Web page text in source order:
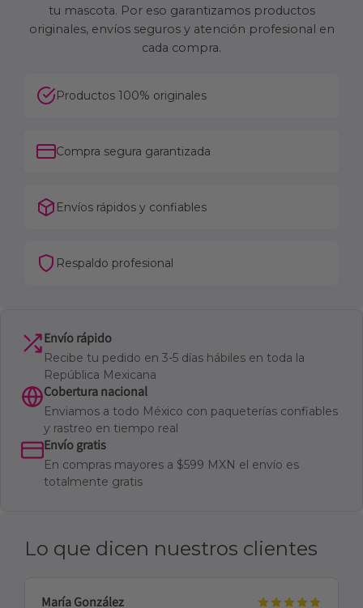
tu mascota. Por eso garantizamos productos
originales, envíos seguros y atención profesional en
cada compra.
Productos 100% originales
Compra segura garantizada
Envíos rápidos y confiables
Respaldo profesional
Envío rápido
Recibe tu pedido en 3-5 días hábiles en toda la
República Mexicana
Cobertura nacional
Enviamos a todo México con paqueterías confiables
y rastreo en tiempo real
Envío gratis
En compras mayores a $599 MXN el envío es
totalmente gratis
Lo que dicen nuestros clientes
María González